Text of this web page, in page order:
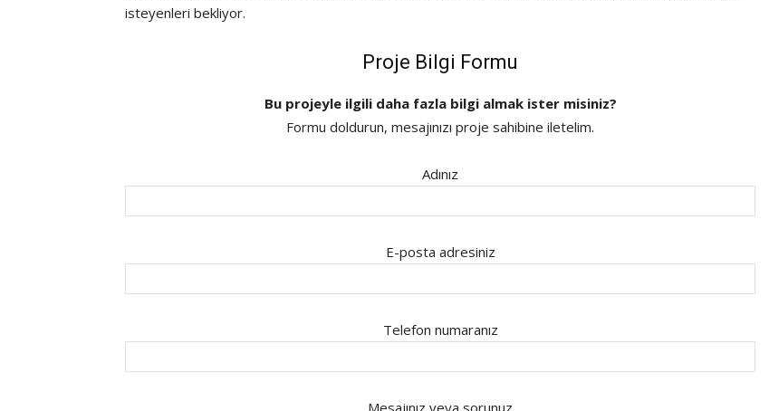
isteyenleri bekliyor.
Proje Bilgi Formu
Bu projeyle ilgili daha fazla bilgi almak ister misiniz?
Formu doldurun, mesajınızı proje sahibine iletelim.
Adınız
E-posta adresiniz
Telefon numaranız
Mesajınız veya sorunuz